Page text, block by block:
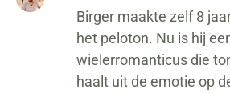
Birger maakte zelf 8
het peloton. Nu is hij
wielerromanticus die
haalt uit de emotie op